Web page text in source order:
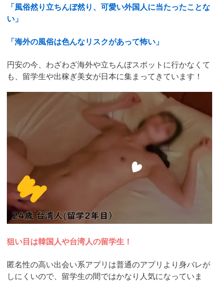
「風俗然り立ちんぼ然り、可愛い外国人に当たったことな
い」
「海外の風俗は色んなリスクがあって怖い」
円安の今、わざわざ海外や立ちんぼスポットに行かなくて
も、留学生や出稼ぎ美女が日本に集まってきています！
https://pcmax.jp/lp/?
狙い目は韓国人や台湾人の留学生！
匿名性の高い出会い系アプリは普通のアプリより身バレが
しにくいので、留学生の間ではかなり人気になっていま